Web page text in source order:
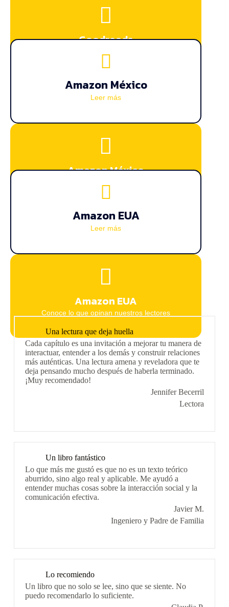
Goodreads
Amazon México
Leer más
Amazon México
Amazon EUA
Leer más
Amazon EUA
Conoce lo que opinan nuestros lectores
Una lectura que deja huella
Cada capítulo es una invitación a mejorar tu manera de
interactuar, entender a los demás y construir relaciones
más auténticas. Una lectura amena y reveladora que te
deja pensando mucho después de haberla terminado.
¡Muy recomendado!
Jennifer Becerril
Lectora
Un libro fantástico
Lo que más me gustó es que no es un texto teórico
aburrido, sino algo real y aplicable. Me ayudó a
entender muchas cosas sobre la interacción social y la
comunicación efectiva.
Javier M.
Ingeniero y Padre de Familia
Lo recomiendo
Un libro que no solo se lee, sino que se siente. No
puedo recomendarlo lo suficiente.